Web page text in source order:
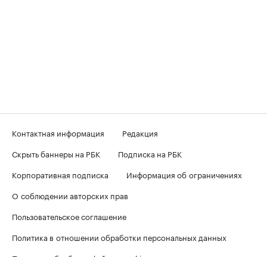
Контактная информация
Редакция
Скрыть баннеры на РБК
Подписка на РБК
Корпоративная подписка
Информация об ограничениях
О соблюдении авторских прав
Пользовательское соглашение
Политика в отношении обработки персональных данных